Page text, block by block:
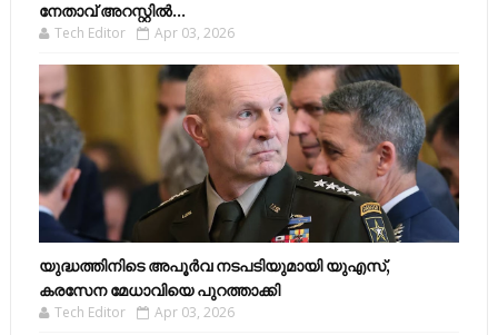
നേതാവ് അറസ്റ്റിൽ...
Tech Editor Apr 03, 2026
യുദ്ധത്തിനിടെ അപൂർവ നടപടിയുമായി യുഎസ്,
കരസേന മേധാവിയെ പുറത്താക്കി
Tech Editor Apr 03, 2026